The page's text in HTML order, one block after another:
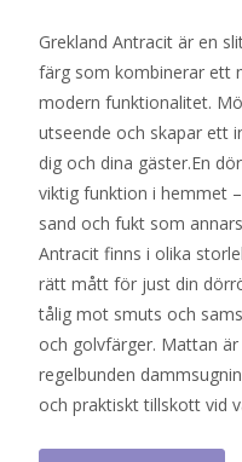
Grekland Antracit är en
färg som kombinerar ett
modern funktionalitet.
utseende och skapar ett
dig och dina gäster.En
viktig funktion i hemmet
sand och fukt som
Antracit finns i olika
rätt mått för just din
tålig mot smuts och
och golvfärger. Mattan
regelbunden
och praktiskt tillskott vid